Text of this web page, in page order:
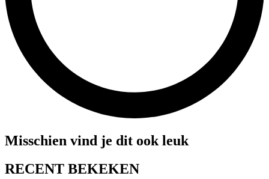
Misschien vind je dit ook leuk
RECENT BEKEKEN